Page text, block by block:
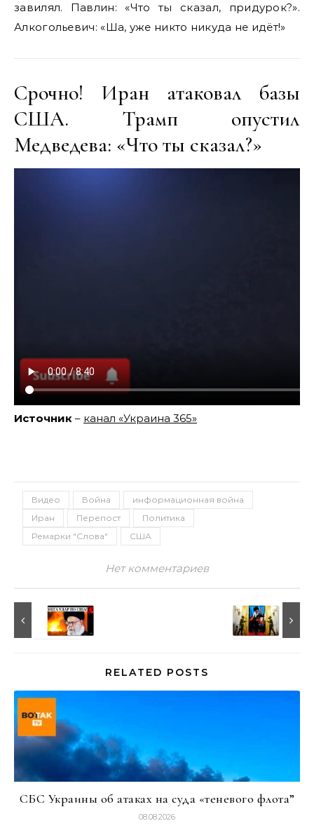
завилял. Павлин: «Что ты сказал, придурок?».
Алкогольевич: «Ша, уже никто никуда не идёт!»
Срочно! Иран атаковал базы
США. Трамп опустил
Медведева: «Что ты сказал?»
Источник – канал «Украина 365»
Видео Война
информационная война
Иран
Перепост
Политика
Ремарки "Слова"
США
Нет комментариев
RELATED POSTS
СБС Украины об атаках на суда «теневого флота”
08.08.2026